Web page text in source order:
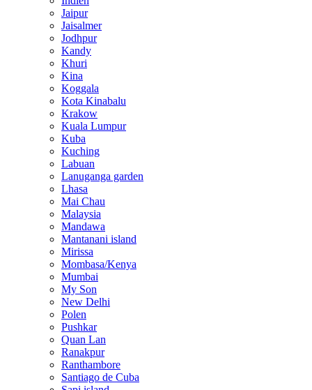
Jaipur
Jaisalmer
Jodhpur
Kandy
Khuri
Kina
Koggala
Kota Kinabalu
Krakow
Kuala Lumpur
Kuba
Kuching
Labuan
Lanuganga garden
Lhasa
Mai Chau
Malaysia
Mandawa
Mantanani island
Mirissa
Mombasa/Kenya
Mumbai
My Son
New Delhi
Polen
Pushkar
Quan Lan
Ranakpur
Ranthambore
Santiago de Cuba